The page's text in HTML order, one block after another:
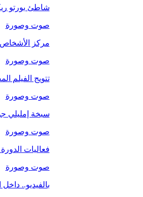
شاطئ بورتو
صوت وصورة
مركز الأشخاص
صوت وصورة
تتويج الفيلم
صوت وصورة
سبخة إمليلي
صوت وصورة
فعاليات الدورة 14 لمهرجان الداخلة الدولي
صوت وصورة
بالفيديو..